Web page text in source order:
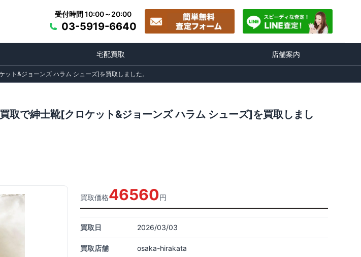
受付時間 10:00～20:00
03-5919-6640
宅配買取 店舗案内
ト&ジョーンズ ハラム シューズ]を買取しました。
取で紳士靴[クロケット&ジョーンズ ハラム シューズ]を買取しまし
買取価格46560円
買取日 2026/03/03
買取店舗 osaka-hirakata